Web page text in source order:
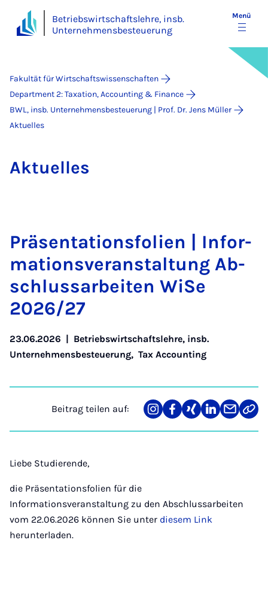
Betriebswirtschaftslehre, insb.
Unternehmensbesteuerung
Menü
Fakultät für Wirtschaftswissenschaften
Department 2: Taxation, Accounting & Finance
BWL, insb. Unternehmensbesteuerung | Prof. Dr. Jens Müller
Aktuelles
Ak­tu­el­les
Prä­sen­ta­ti­ons­fo­li­en | In­for­
ma­ti­ons­ver­an­stal­tung Ab­
schluss­a­r­bei­ten Wi­Se
2026/27
23.06.2026 | Betriebswirtschaftslehre, insb.
Unternehmensbesteuerung, Tax Accounting
Beitrag teilen auf:
Teilen
auf
Teilen
auf
Teilen
auf
Teilen
auf
Teilen
über
Link
Liebe Studierende,
die Präsentationsfolien für die
Informationsveranstaltung zu den Abschlussarbeiten
vom 22.06.2026 können Sie unter diesem Link
herunterladen.